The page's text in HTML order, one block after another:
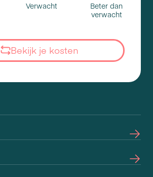
Verwacht
Beter dan
verwacht
Bekijk je kosten